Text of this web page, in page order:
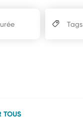
Tags
TOUS